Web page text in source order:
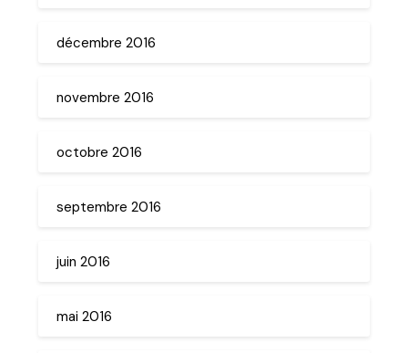
décembre 2016
novembre 2016
octobre 2016
septembre 2016
juin 2016
mai 2016